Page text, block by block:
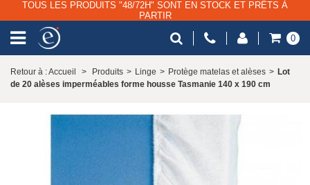
TOUS LES PRODUITS "48/72H" SONT EN STOCK ET PRÊTS À
PARTIR
0
Retour à : Accueil > Produits > Linge > Protège matelas et alèses > Lot
de 20 alèses imperméables forme housse Tasmanie 140 x 190 cm